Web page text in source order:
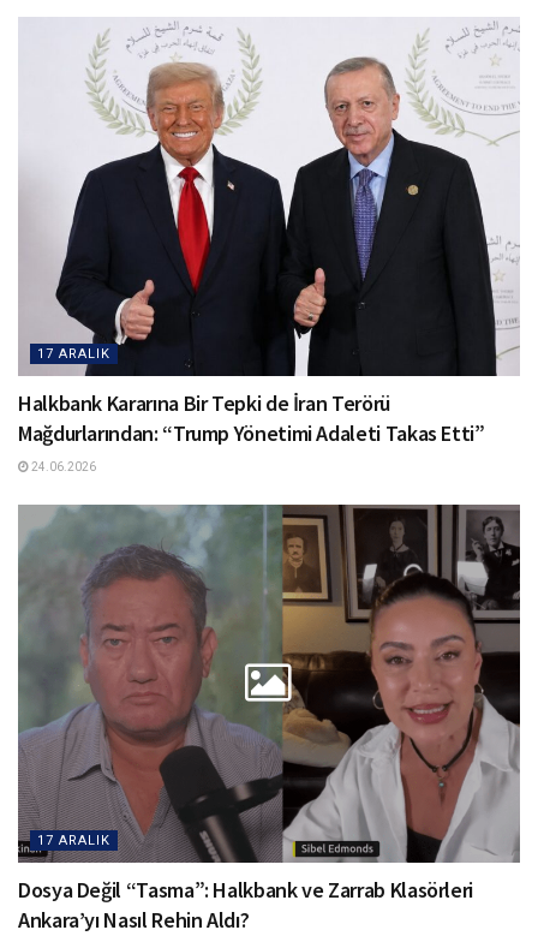
17 ARALIK
Halkbank Kararına Bir Tepki de İran Terörü
Mağdurlarından: “Trump Yönetimi Adaleti Takas Etti”
24.06.2026
17 ARALIK
Dosya Değil “Tasma”: Halkbank ve Zarrab Klasörleri
Ankara’yı Nasıl Rehin Aldı?